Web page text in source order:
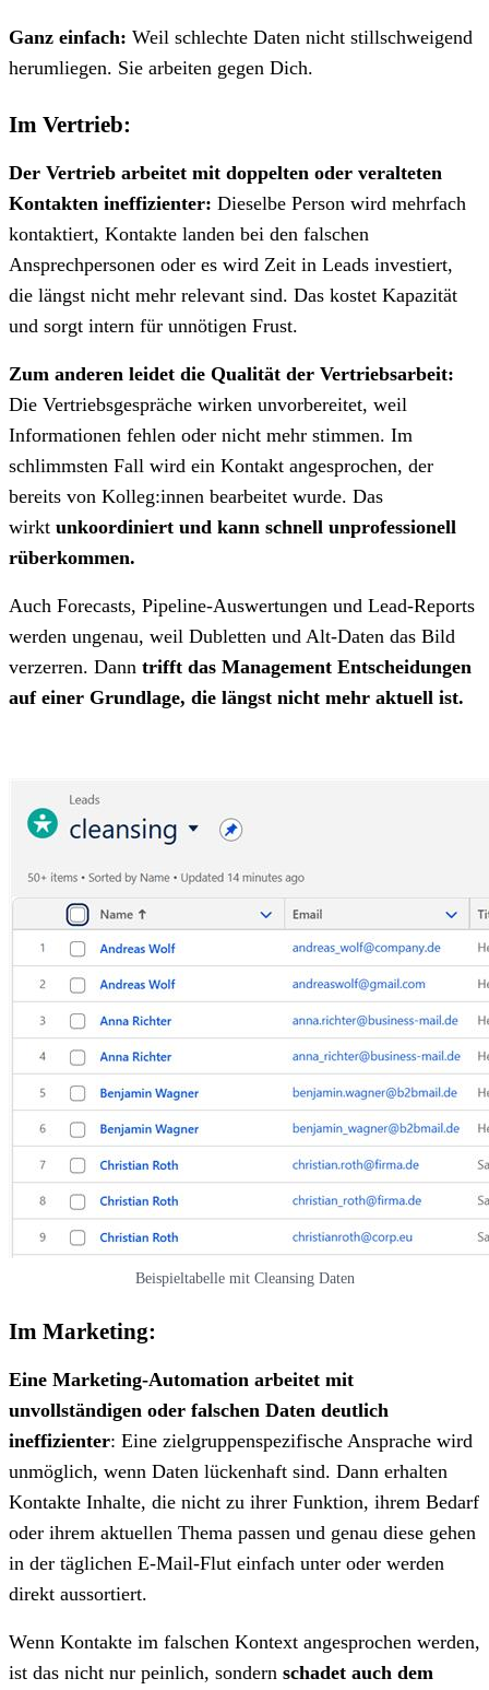
Ganz einfach: Weil schlechte Daten nicht stillschweigend
herumliegen. Sie arbeiten gegen Dich.
Im Vertrieb:
Der Vertrieb arbeitet mit doppelten oder veralteten
Kontakten ineffizienter: Dieselbe Person wird mehrfach
kontaktiert, Kontakte landen bei den falschen
Ansprechpersonen oder es wird Zeit in Leads investiert,
die längst nicht mehr relevant sind. Das kostet Kapazität
und sorgt intern für unnötigen Frust.
Zum anderen leidet die Qualität der Vertriebsarbeit:
Die Vertriebsgespräche wirken unvorbereitet, weil
Informationen fehlen oder nicht mehr stimmen. Im
schlimmsten Fall wird ein Kontakt angesprochen, der
bereits von Kolleg:innen bearbeitet wurde. Das
wirkt unkoordiniert und kann schnell unprofessionell
rüberkommen.
Auch Forecasts, Pipeline-Auswertungen und Lead-Reports
werden ungenau, weil Dubletten und Alt-Daten das Bild
verzerren. Dann trifft das Management Entscheidungen
auf einer Grundlage, die längst nicht mehr aktuell ist.
Beispieltabelle mit Cleansing Daten
Im Marketing:
Eine Marketing-Automation arbeitet mit
unvollständigen oder falschen Daten deutlich
ineffizienter: Eine zielgruppenspezifische Ansprache wird
unmöglich, wenn Daten lückenhaft sind. Dann erhalten
Kontakte Inhalte, die nicht zu ihrer Funktion, ihrem Bedarf
oder ihrem aktuellen Thema passen und genau diese gehen
in der täglichen E-Mail-Flut einfach unter oder werden
direkt aussortiert.
Wenn Kontakte im falschen Kontext angesprochen werden,
ist das nicht nur peinlich, sondern schadet auch dem